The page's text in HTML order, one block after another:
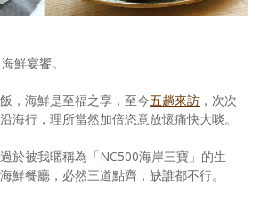
鮮宴饗。
，海鮮是至福之享，至今五趟來訪 ，次次
海行，理所當然加倍恣意放懷痛快大啖。
於被我暱稱為「NC500海岸三寶」的生
鮮餐廳，必然三道點齊，缺誰都不行。